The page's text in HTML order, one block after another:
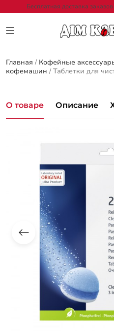
Бесплатная доставка заказов
Главная / Кофейные
кофемашин / Таблетки для
О товаре Описание